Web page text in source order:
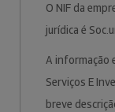
O NIF da
jurídica é
A informação
Serviços E
breve